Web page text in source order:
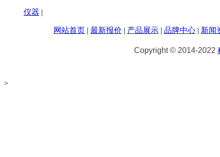
仪器 |
网站首页 | 最新报价 | 产品展示 | 品牌中心 | 新闻
Copyright © 2014-2022
>